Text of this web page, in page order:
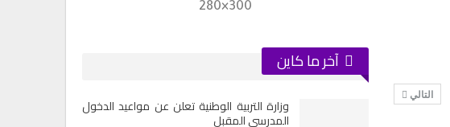
التالي
آخر ما كاين
وزارة التربية الوطنية تعلن عن مواعيد الدخول
المدرسي المقبل